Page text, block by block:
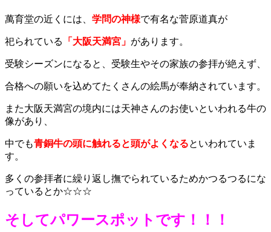
萬育堂の近くには、 学問の神様で有名な菅原道真が
祀られている 「大阪天満宮」 があります。
受験シーズンになると、受験生やその家族の参拝が絶えず、
合格への願いを込めてたくさんの絵馬が奉納されています。
また大阪天満宮の境内には天神さんのお使いといわれる牛の
像があり、
中でも青銅牛の頭に触れると頭がよくなるといわれていま
す。
多くの参拝者に繰り返し撫でられているためかつるつるにな
っているとか☆☆☆
そしてパワースポットです！！！